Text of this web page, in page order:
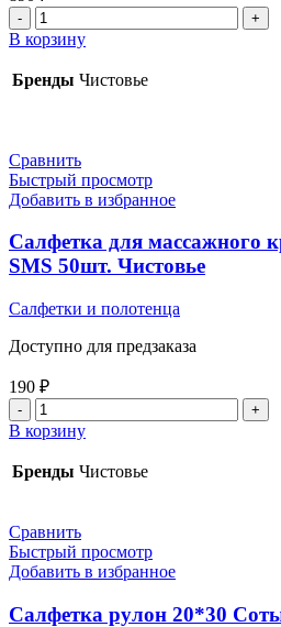
Количество
товара
сложение
35*70
50
шт.
Чистовье
В корзину
Бренды Чистовье
Сравнить
Быстрый просмотр
Добавить в избранное
Салфетка для массажного
SMS 50шт. Чистовье
Салфетки и полотенца
Доступно для предзаказа
190 ₽
Количество
товара
для
массажного
40*40
Белый
SMS
50шт.
Чистовье
В корзину
Бренды Чистовье
Сравнить
Быстрый просмотр
Добавить в избранное
Салфетка рулон 20*30